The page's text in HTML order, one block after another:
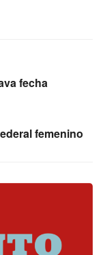
fecha
femenino